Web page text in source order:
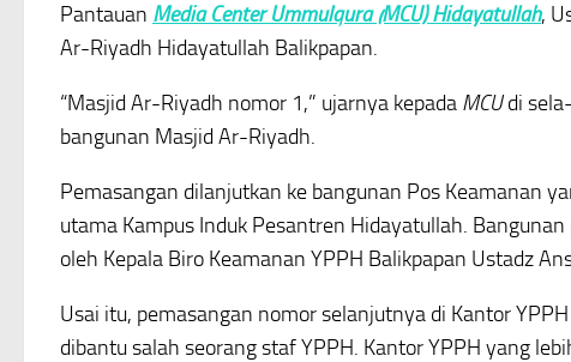
Pantauan Media Center Ummulqura (MCU) Hidayatullah,
Ar-Riyadh Hidayatullah Balikpapan.
“Masjid Ar-Riyadh nomor 1,” ujarnya kepada MCUdi
bangunan Masjid Ar-Riyadh.
Pemasangan dilanjutkan ke bangunan Pos Keamanan
utama Kampus Induk Pesantren Hidayatullah.
oleh Kepala Biro Keamanan YPPH Balikpapan Ustadz
Usai itu, pemasangan nomor selanjutnya di Kantor
dibantu salah seorang staf YPPH. Kantor YPPH yang